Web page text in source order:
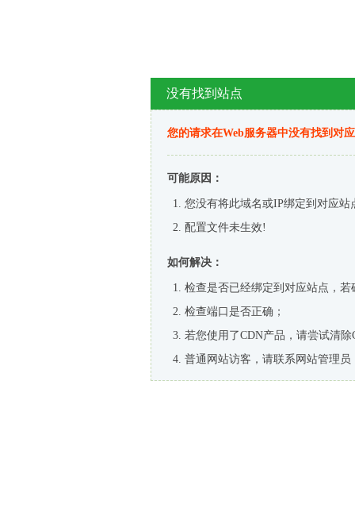
没有找到站点
您的请求在Web服务器中没有找到对
可能原因：
您没有将此域名或IP绑定到对应站
配置文件未生效!
如何解决：
检查是否已经绑定到对应站点，
检查端口是否正确；
若您使用了CDN产品，请尝试清除
普通网站访客，请联系网站管理员